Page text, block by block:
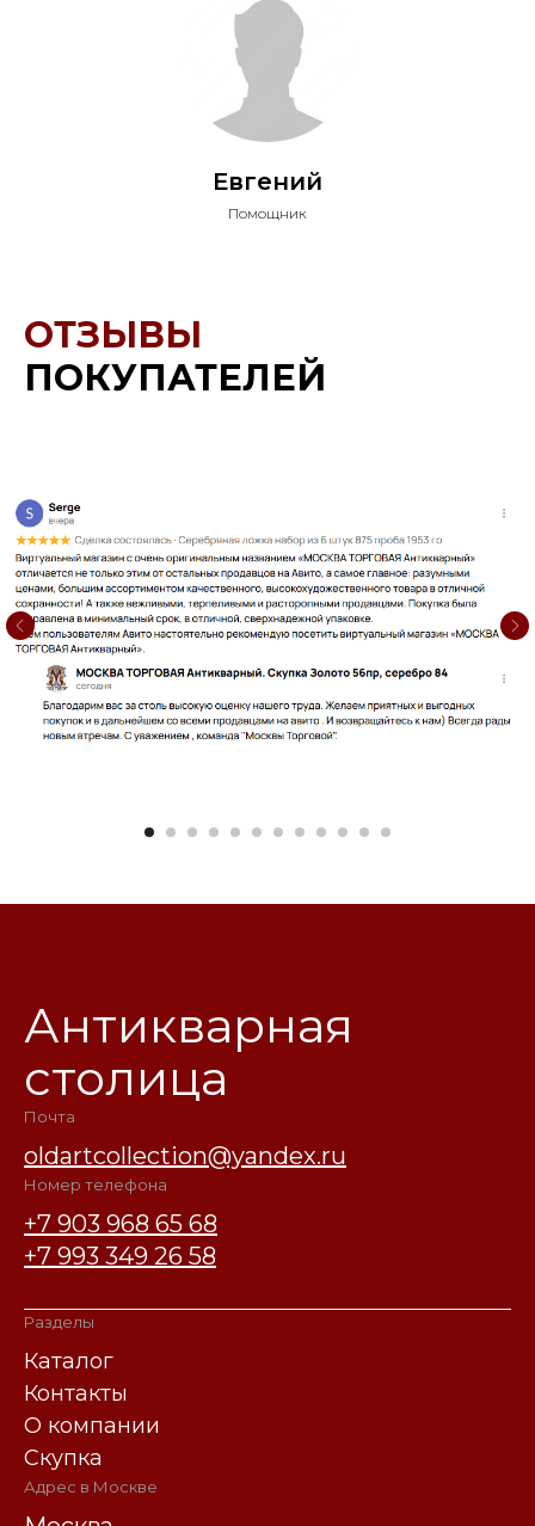
Евгений
Помощник
ОТЗЫВЫ
ПОКУПАТЕЛЕЙ
Антикварная
столица
Почта
oldartcollection@yandex.ru
Номер телефона
+7 903 968 65 68
+7 993 349 26 58
Разделы
Каталог
Контакты
О компании
Скупка
Адрес в Москве